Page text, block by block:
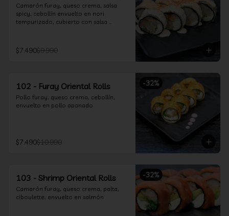
Camarón furay, queso crema, salsa
spicy, cebollín envuelto en nori
tempurizado, cubierto con salsa
$7.490$9.990
-32%
102 - Furay Oriental Rolls
Pollo furay, queso crema, cebollín,
envuelto en pollo apanado
$7.490$10.990
-32%
103 - Shrimp Oriental Rolls
Camarón furay, queso crema, palta,
ciboulette, envuelto en salmón